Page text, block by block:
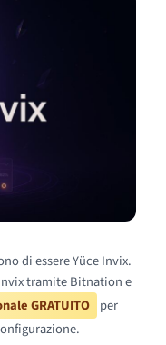
di essere Yüce Invix.
tramite Bitnation e
GRATUITO per